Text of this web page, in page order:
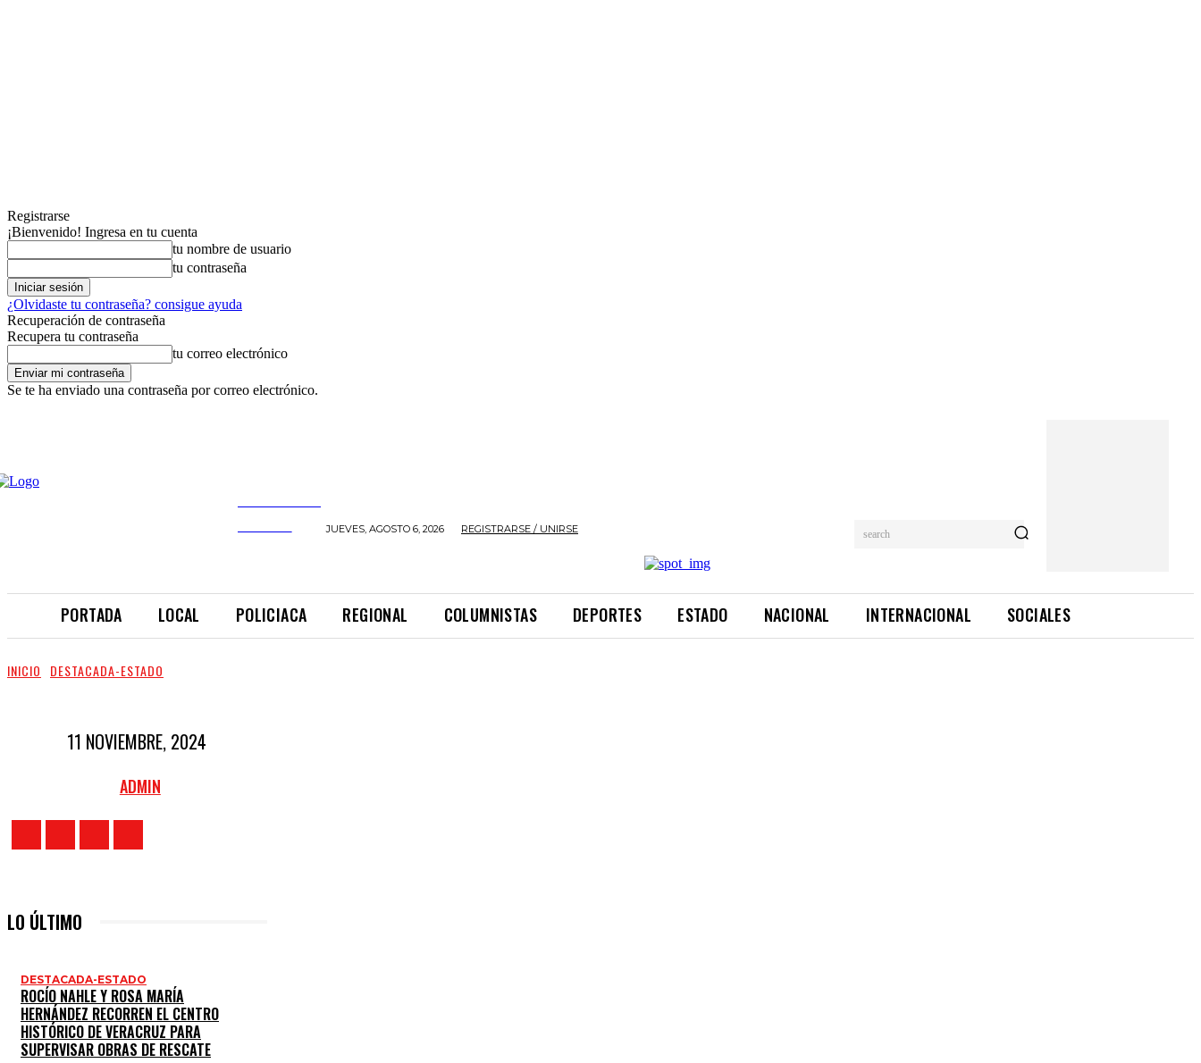
Registrarse
¡Bienvenido! Ingresa en tu cuenta
tu nombre de usuario
tu contraseña
¿Olvidaste tu contraseña? consigue ayuda
Recuperación de contraseña
Recupera tu contraseña
tu correo electrónico
Se te ha enviado una contraseña por correo electrónico.
JUEVES, AGOSTO 6, 2026 REGISTRARSE / UNIRSE search
PORTADA LOCAL POLICIACA REGIONAL COLUMNISTAS DEPORTES ESTADO NACIONAL INTERNACIONAL SOCIALES
INICIO DESTACADA-ESTADO
11 NOVIEMBRE, 2024
ADMIN
LO ÚLTIMO
DESTACADA-ESTADO
ROCÍO NAHLE Y ROSA MARÍA
HERNÁNDEZ RECORREN EL CENTRO
HISTÓRICO DE VERACRUZ PARA
SUPERVISAR OBRAS DE RESCATE